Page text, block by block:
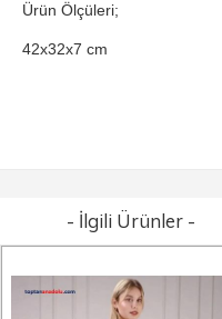
Ürün Ölçüleri;
42x32x7 cm
- İlgili Ürünler -